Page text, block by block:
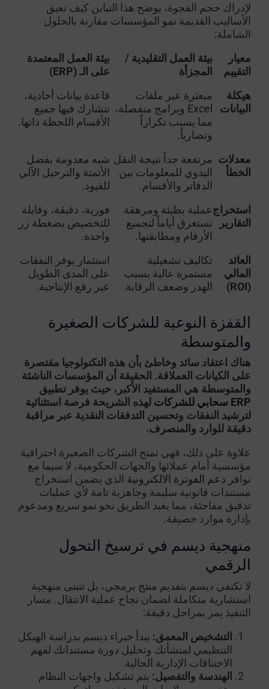
لإدراك حجم الفجوة، يوضح هذا التباين كيف تعيق
الأساليب القديمة نمو المؤسسات مقارنة بالحلول
الشاملة:
معيار
التقييم
بيئة العمل التقليدية /
المجزأة
بيئة العمل المعتمدة
على الـ (ERP)
هيكلة
البيانات
مبعثرة عبر ملفات
Excel وبرامج منفصلة،
مما يسبب تكراراً
وتضارباً.
قاعدة بيانات أحادية،
تتشارك فيها جميع
الأقسام اللحظة ذاتها.
معدلات
الخطأ
مرتفعة جداً نتيجة النقل
اليدوي للمعلومات بين
الدفاتر والأقسام.
شبه معدومة بفضل
الأتمتة والترحيل الآلي
للقيود.
استخراج
التقارير
عملية بطيئة ومرهقة
تستغرق أياماً لتجميع
الأرقام ومطابقتها.
فورية، دقيقة، وقابلة
للتخصيص بضغطة زر
واحدة.
العائد
المالي
(ROI)
تكاليف تشغيلية
مستمرة عالية بسبب
الهدر وضعف الرقابة.
استثمار يوفر النفقات
على المدى الطويل
عبر رفع الإنتاجية.
القفزة النوعية للشركات الصغيرة
والمتوسطة
هناك اعتقاد سائد وخاطئ بأن هذه التكنولوجيا مقتصرة
على الكيانات العملاقة. الحقيقة أن المؤسسات الناشئة
والمتوسطة هي المستفيد الأكبر، حيث يوفر تطبيق
ERP سحابي للشركات
لهذه الشريحة فرصة استثنائية
لترشيد النفقات وتحسين التدفقات النقدية عبر مراقبة
دقيقة للوارد والمنصرف.
علاوة على ذلك، فهي تمنح الشركات الصغيرة احترافية
مؤسسية أمام عملائها والجهات الحكومية، لا سيما مع
توافر دعم الفوترة الالكترونية الذي يضمن استخراج
مستندات قانونية سليمة وجاهزية تامة لأي عمليات
تدقيق مفاجئة، مما يعبد الطريق نحو نمو سريع ومدعوم
بإدارة موارد حصيفة.
منهجية ديسم في ترسيخ التحول
الرقمي
لا تكتفي ديسم بتقديم منتج برمجي، بل تتبنى منهجية
استشارية متكاملة لضمان نجاح عملية الانتقال. مسار
التنفيذ يمر بمراحل دقيقة:
التشخيص المعمق: يبدأ خبراء ديسم بدراسة الهيكل
التنظيمي لمنشأتك وتحليل دورة مستنداتك لفهم
الاختناقات الإدارية الحالية.
الهندسة والتفصيل: يتم تشكيل واجهات النظام